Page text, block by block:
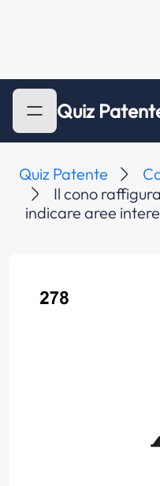
Quiz
Quiz Patente
Il cono
indicare aree